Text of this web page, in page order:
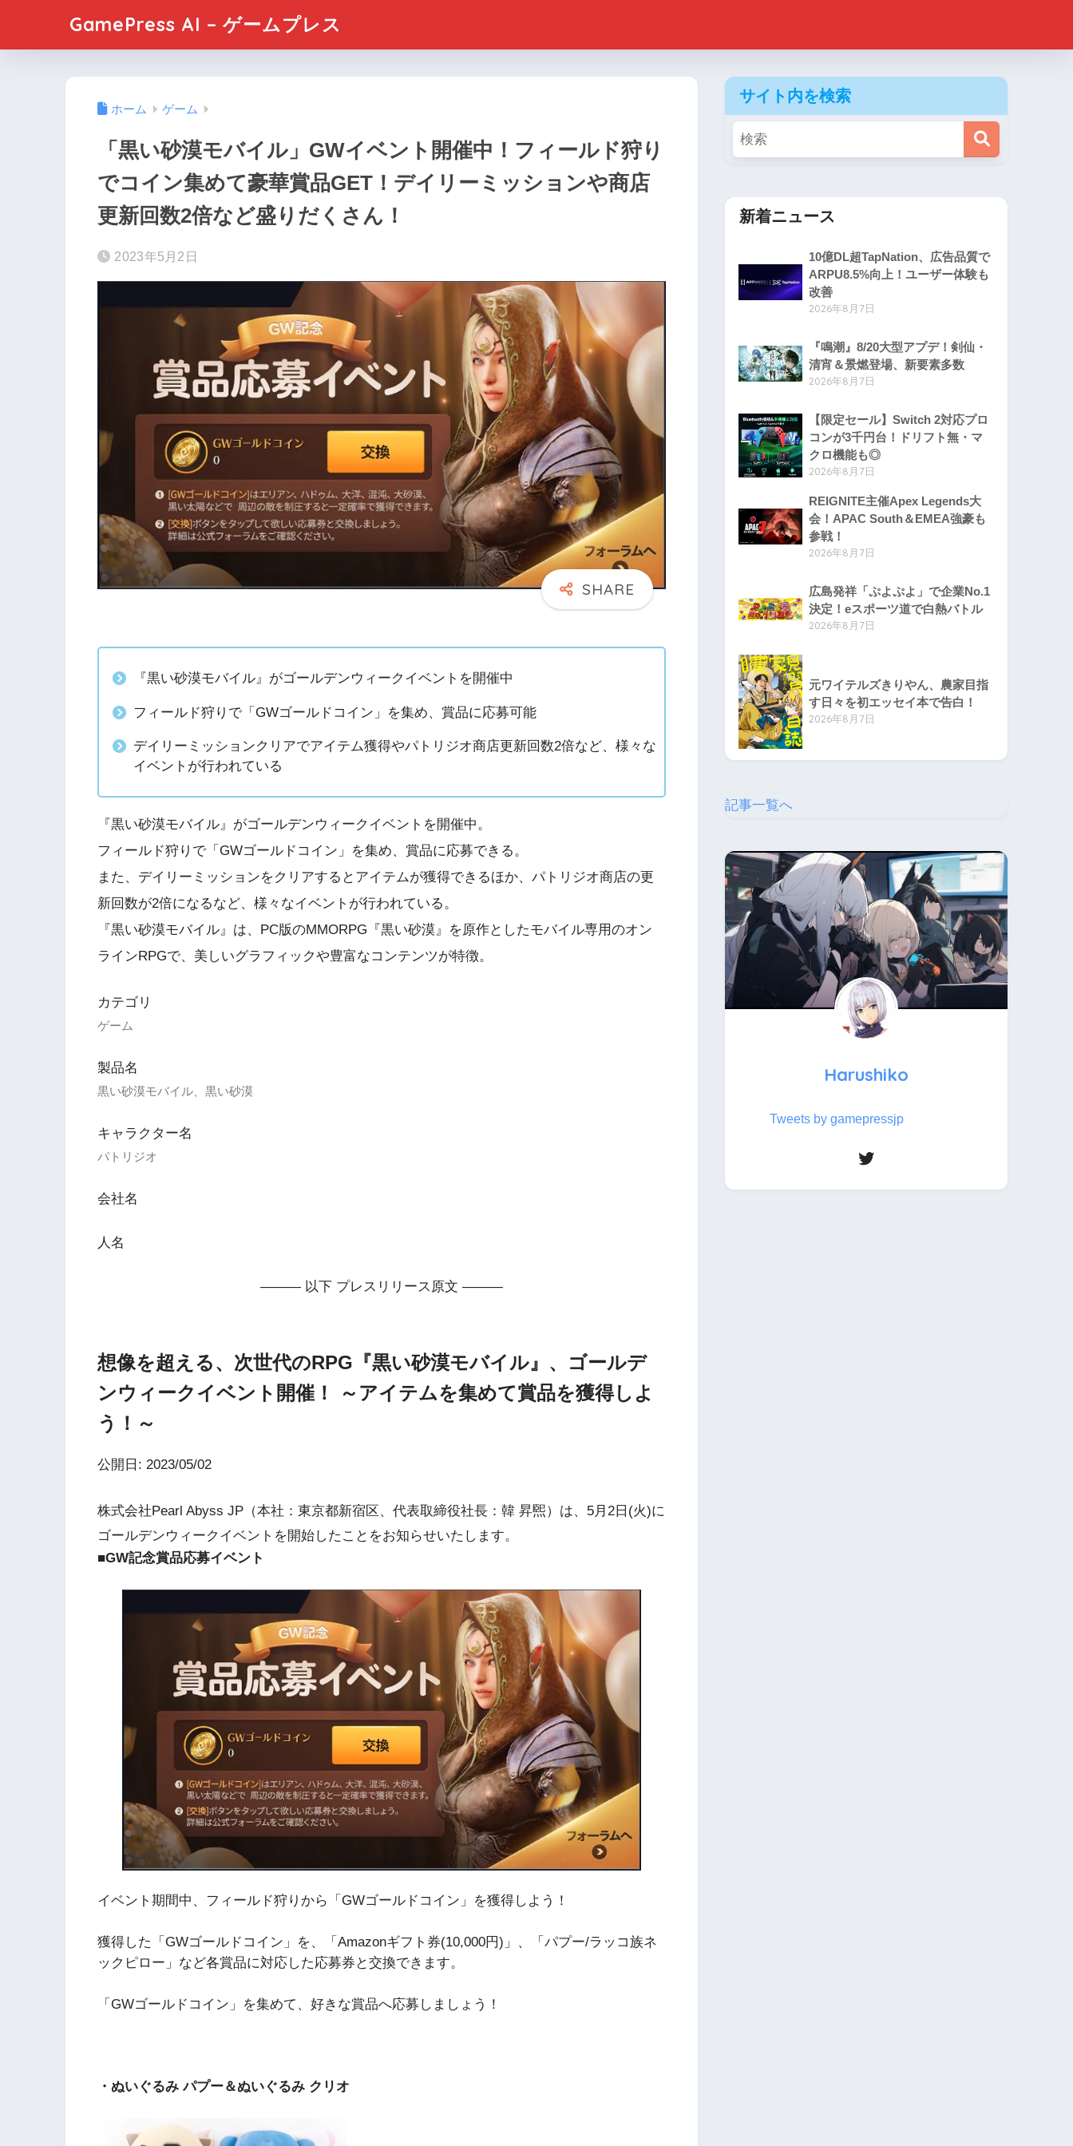
GamePress AI – ゲームプレス
ホーム ゲーム
「黒い砂漠モバイル」GWイベント開催中！フィールド狩り
でコイン集めて豪華賞品GET！デイリーミッションや商店
更新回数2倍など盛りだくさん！
2023年5月2日
『黒い砂漠モバイル』がゴールデンウィークイベントを開催中
フィールド狩りで「GWゴールドコイン」を集め、賞品に応募可能
デイリーミッションクリアでアイテム獲得やパトリジオ商店更新回数2倍など、様々な
イベントが行われている
『黒い砂漠モバイル』がゴールデンウィークイベントを開催中。
フィールド狩りで「GWゴールドコイン」を集め、賞品に応募できる。
また、デイリーミッションをクリアするとアイテムが獲得できるほか、パトリジオ商店の更
新回数が2倍になるなど、様々なイベントが行われている。
『黒い砂漠モバイル』は、PC版のMMORPG『黒い砂漠』を原作としたモバイル専用のオン
ラインRPGで、美しいグラフィックや豊富なコンテンツが特徴。
カテゴリ
ゲーム
製品名
黒い砂漠モバイル、黒い砂漠
キャラクター名
パトリジオ
会社名
人名
——— 以下 プレスリリース原文 ———
想像を超える、次世代のRPG『黒い砂漠モバイル』、ゴールデ
ンウィークイベント開催！ ～アイテムを集めて賞品を獲得しよ
う！～
公開日: 2023/05/02
株式会社Pearl Abyss JP（本社：東京都新宿区、代表取締役社長：韓 昇煕）は、5月2日(火)に
ゴールデンウィークイベントを開始したことをお知らせいたします。
■GW記念賞品応募イベント
イベント期間中、フィールド狩りから「GWゴールドコイン」を獲得しよう！
獲得した「GWゴールドコイン」を、「Amazonギフト券(10,000円)」、「パプー/ラッコ族ネ
ックピロー」など各賞品に対応した応募券と交換できます。
「GWゴールドコイン」を集めて、好きな賞品へ応募しましょう！
・ぬいぐるみ パプー＆ぬいぐるみ クリオ
サイト内を検索
新着ニュース
10億DL超TapNation、広告品質で
ARPU8.5%向上！ユーザー体験も
改善
2026年8月7日
『鳴潮』8/20大型アプデ！剣仙・
清宵＆景燃登場、新要素多数
2026年8月7日
【限定セール】Switch 2対応プロ
コンが3千円台！ドリフト無・マ
クロ機能も◎
2026年8月7日
REIGNITE主催Apex Legends大
会！APAC South＆EMEA強豪も
参戦！
2026年8月7日
広島発祥「ぷよぷよ」で企業No.1
決定！eスポーツ道で白熱バトル
2026年8月7日
元ワイテルズきりやん、農家目指
す日々を初エッセイ本で告白！
2026年8月7日
記事一覧へ
Harushiko
Tweets by gamepressjp